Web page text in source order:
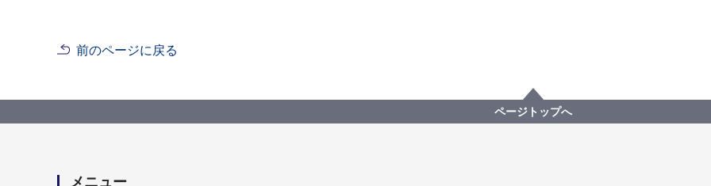
前のページに戻る
ページトップへ
メニュー